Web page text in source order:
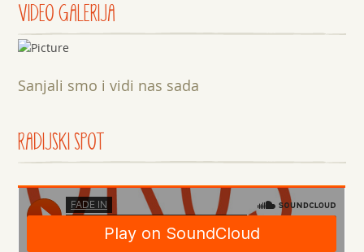
VIDEO GALERIJA
Sanjali smo i vidi nas sada
RADIJSKI SPOT